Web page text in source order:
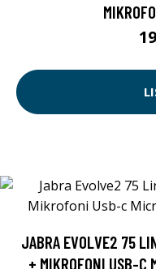
JABRA EVOLVE2 75
+ MIKROFONI USB-C